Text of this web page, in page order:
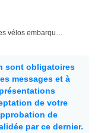
Les vélos embarqués dans nos fourgons aménagés ou nos camping-car
sont obligatoires
messages et à
de votre
de
par ce dernier.